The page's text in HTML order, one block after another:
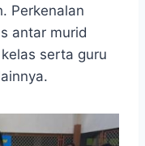
Perkenalan
antar murid
serta guru